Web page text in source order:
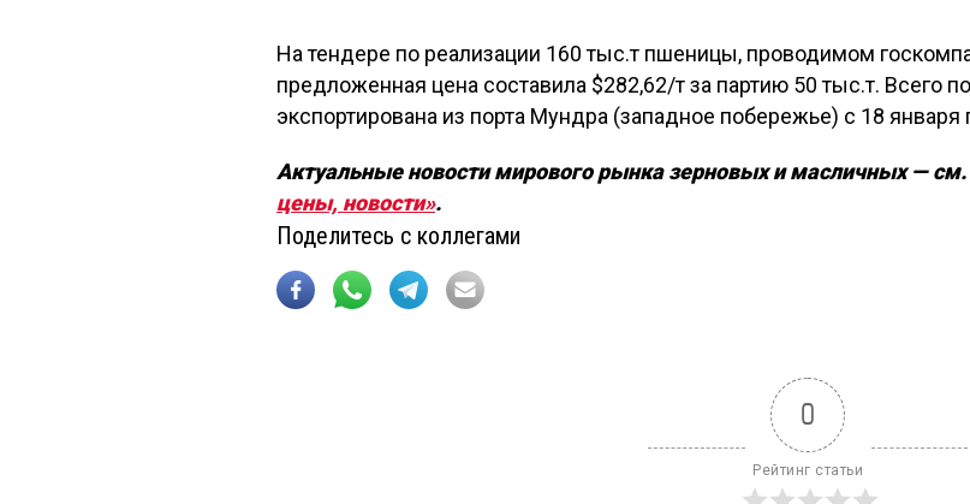
На тендере по реализации 160 тыс.т пшеницы, проводимом
предложенная цена составила $282,62/т за партию 50 тыс.т. Всего
экспортирована из порта Мундра (западное побережье) с 18 января
Актуальные новости мирового рынка зерновых и масличных — см.
цены, новости».
Поделитесь с коллегами
0
Рейтинг статьи